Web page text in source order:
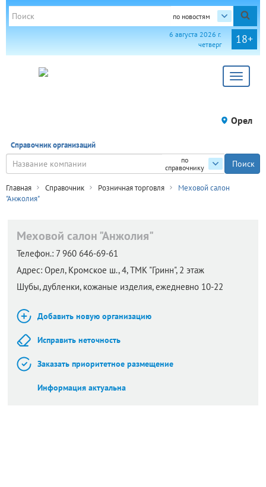
по новостям
18+
6 августа 2026 г.
четверг
Toggle
Орел
Справочник организаций
по
справочнику
Главная Справочник Розничная торговля
Меховой салон
"Анжолия"
Меховой салон "Анжолия"
Телефон.: 7 960 646-69-61
Адрес: Орел, Кромское ш., 4, ТМК "Гринн", 2 этаж
Шубы, дубленки, кожаные изделия, ежедневно 10-22
Добавить новую организацию
Исправить неточность
Заказать приоритетное размещение
Информация актуальна